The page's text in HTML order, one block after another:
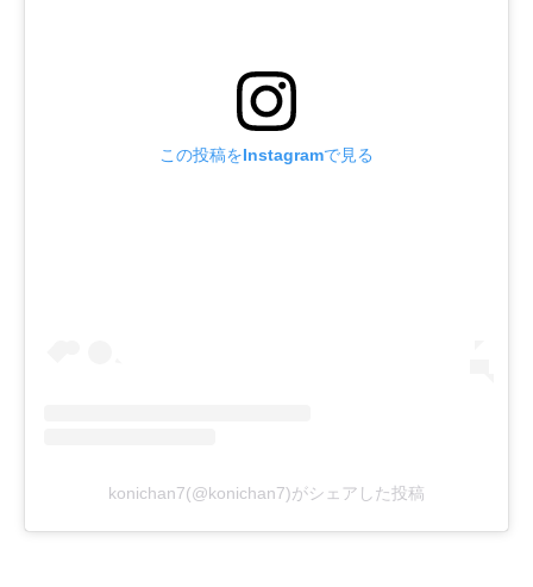
この投稿をInstagramで見る
konichan7(@konichan7)がシェアした投稿